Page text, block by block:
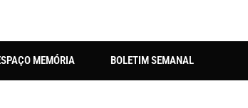
MEMÓRIA BOLETIM SEMANAL